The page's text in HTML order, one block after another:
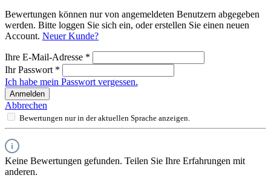
Bewertungen können nur von angemeldeten Benutzern abgegeben
werden. Bitte loggen Sie sich ein, oder erstellen Sie einen neuen
Account. Neuer Kunde?
Ihre E-Mail-Adresse *
Ihr Passwort *
Ich habe mein Passwort vergessen.
Anmelden
Abbrechen
Bewertungen nur in der aktuellen Sprache anzeigen.
Keine Bewertungen gefunden. Teilen Sie Ihre Erfahrungen mit
anderen.